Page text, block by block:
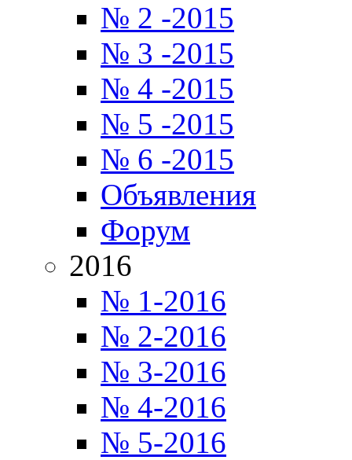
№ 2 -2015
№ 3 -2015
№ 4 -2015
№ 5 -2015
№ 6 -2015
Объявления
Форум
2016
№ 1-2016
№ 2-2016
№ 3-2016
№ 4-2016
№ 5-2016